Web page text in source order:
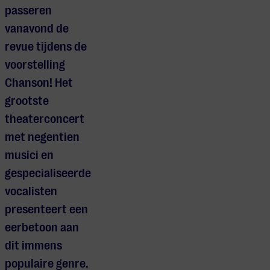
passeren
vanavond de
revue tijdens de
voorstelling
Chanson! Het
grootste
theaterconcert
met negentien
musici en
gespecialiseerde
vocalisten
presenteert een
eerbetoon aan
dit immens
populaire genre.